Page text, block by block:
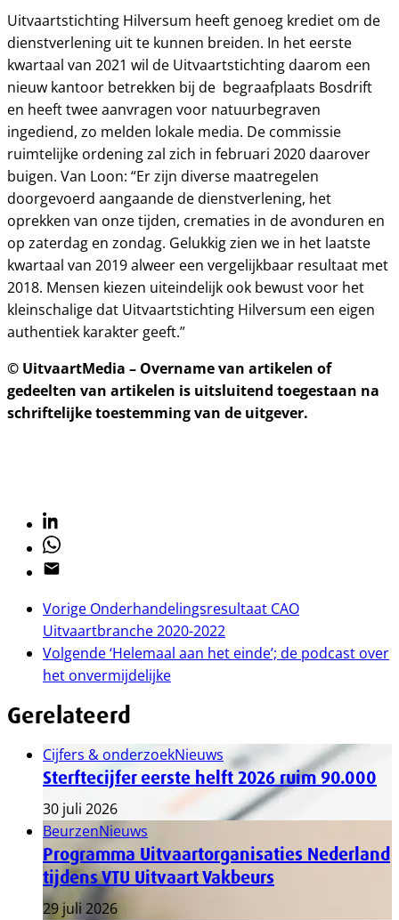
Uitvaartstichting Hilversum heeft genoeg krediet om de
dienstverlening uit te kunnen breiden. In het eerste
kwartaal van 2021 wil de Uitvaartstichting daarom een
nieuw kantoor betrekken bij de begraafplaats Bosdrift
en heeft twee aanvragen voor natuurbegraven
ingediend, zo melden lokale media. De commissie
ruimtelijke ordening zal zich in februari 2020 daarover
buigen. Van Loon: “Er zijn diverse maatregelen
doorgevoerd aangaande de dienstverlening, het
oprekken van onze tijden, crematies in de avonduren en
op zaterdag en zondag. Gelukkig zien we in het laatste
kwartaal van 2019 alweer een vergelijkbaar resultaat met
2018. Mensen kiezen uiteindelijk ook bewust voor het
kleinschalige dat Uitvaartstichting Hilversum een eigen
authentiek karakter geeft.”
© UitvaartMedia – Overname van artikelen of
gedeelten van artikelen is uitsluitend toegestaan na
schriftelijke toestemming van de uitgever.
Linkedin
Whatsapp
Email
Vorige Onderhandelingsresultaat CAO
Uitvaartbranche 2020-2022
Volgende‘Helemaal aan het einde’; de podcast over
het onvermijdelijke
Gerelateerd
Cijfers & onderzoekNieuws
Sterftecijfer eerste helft 2026 ruim 90.000
30 juli 2026
BeurzenNieuws
Programma Uitvaartorganisaties Nederland
tijdens VTU Uitvaart Vakbeurs
29 juli 2026